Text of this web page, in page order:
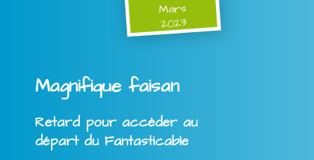
Mars
2023
Magnifique faisan
Retard pour accèder au
départ du Fantasticable